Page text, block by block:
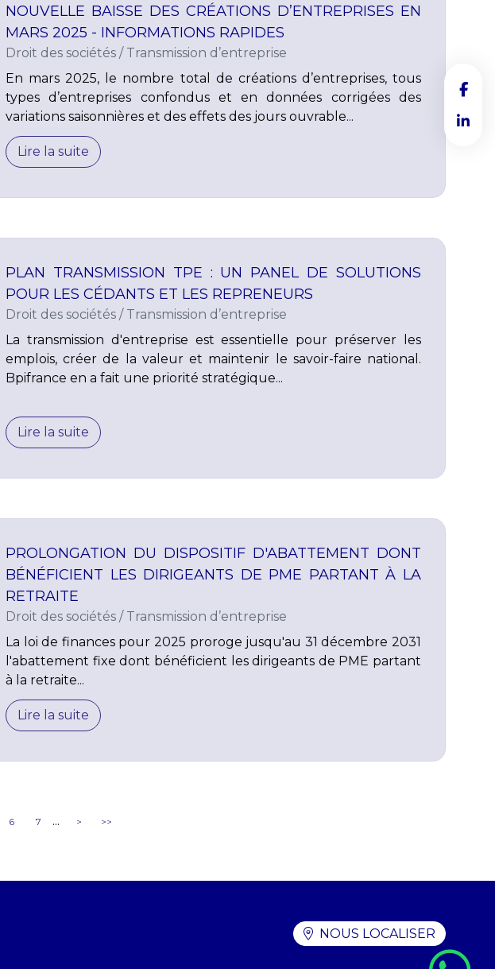
NOUVELLE BAISSE DES CRÉATIONS D’ENTREPRISES EN
MARS 2025 - INFORMATIONS RAPIDES
Droit des sociétés / Transmission d’entreprise
En mars 2025, le nombre total de créations d’entreprises, tous
types d’entreprises confondus et en données corrigées des
variations saisonnières et des effets des jours ouvrable...
Lire la suite
PLAN TRANSMISSION TPE : UN PANEL DE SOLUTIONS
POUR LES CÉDANTS ET LES REPRENEURS
Droit des sociétés / Transmission d’entreprise
La transmission d'entreprise est essentielle pour préserver les
emplois, créer de la valeur et maintenir le savoir-faire national.
Bpifrance en a fait une priorité stratégique...
Lire la suite
PROLONGATION DU DISPOSITIF D'ABATTEMENT DONT
BÉNÉFICIENT LES DIRIGEANTS DE PME PARTANT À LA
RETRAITE
Droit des sociétés / Transmission d’entreprise
La loi de finances pour 2025 proroge jusqu'au 31 décembre 2031
l'abattement fixe dont bénéficient les dirigeants de PME partant
à la retraite...
Lire la suite
6 7 ... > >>
NOUS LOCALISER